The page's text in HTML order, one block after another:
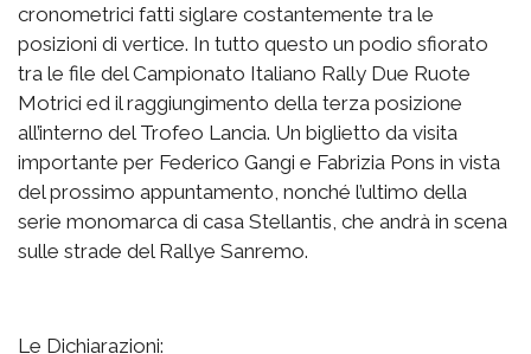
cronometrici fatti siglare costantemente tra le
posizioni di vertice. In tutto questo un podio sfiorato
tra le file del Campionato Italiano Rally Due Ruote
Motrici ed il raggiungimento della terza posizione
all’interno del Trofeo Lancia. Un biglietto da visita
importante per Federico Gangi e Fabrizia Pons in vista
del prossimo appuntamento, nonché l’ultimo della
serie monomarca di casa Stellantis, che andrà in scena
sulle strade del Rallye Sanremo.
Le Dichiarazioni: